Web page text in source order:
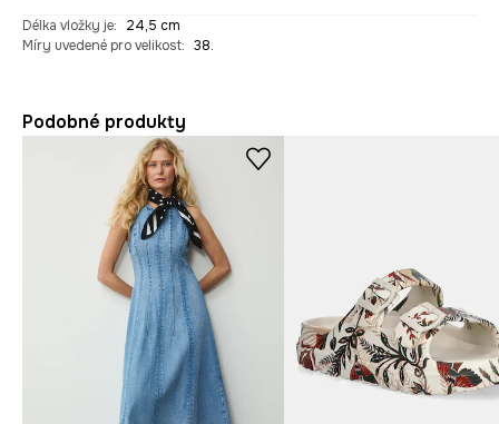
Délka vložky je:
24,5 cm
Míry uvedené pro velikost: 38.
Podobné produkty